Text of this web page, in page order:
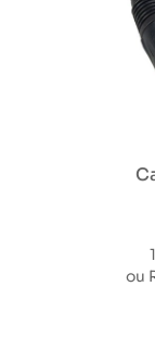
ou